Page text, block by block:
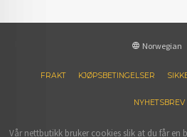
Norwegian
FRAKT KJØPSBETINGELSER
NYHETSBREV
Vår nettbutikk bruker cookies slik at du får en